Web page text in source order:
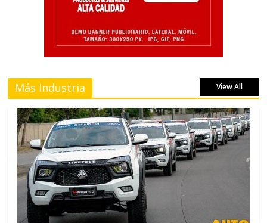
Más Industria View All